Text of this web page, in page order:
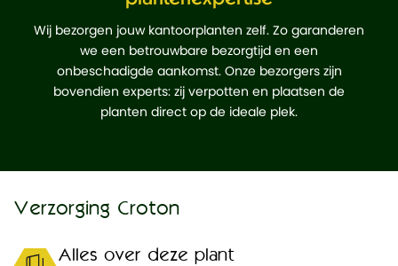
Wij bezorgen jouw kantoorplanten zelf. Zo garanderen
we een betrouwbare bezorgtijd en een
onbeschadigde aankomst. Onze bezorgers zijn
bovendien experts: zij verpotten en plaatsen de
planten direct op de ideale plek.
Verzorging Croton
Alles over deze plant